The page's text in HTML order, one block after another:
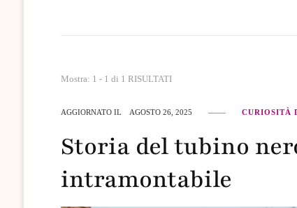
Mostra: 1 - 1 di 1 RISULTATI
AGGIORNATO IL AGOSTO 26, 2025 CURIOSITÀ
Storia del tubino
intramontabile